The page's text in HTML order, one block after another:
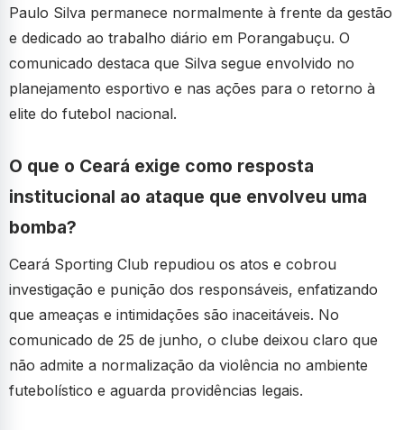
Paulo Silva permanece normalmente à frente da gestão
e dedicado ao trabalho diário em Porangabuçu. O
comunicado destaca que Silva segue envolvido no
planejamento esportivo e nas ações para o retorno à
elite do futebol nacional.
O que o Ceará exige como resposta
institucional ao ataque que envolveu uma
bomba?
Ceará Sporting Club repudiou os atos e cobrou
investigação e punição dos responsáveis, enfatizando
que ameaças e intimidações são inaceitáveis. No
comunicado de 25 de junho, o clube deixou claro que
não admite a normalização da violência no ambiente
futebolístico e aguarda providências legais.